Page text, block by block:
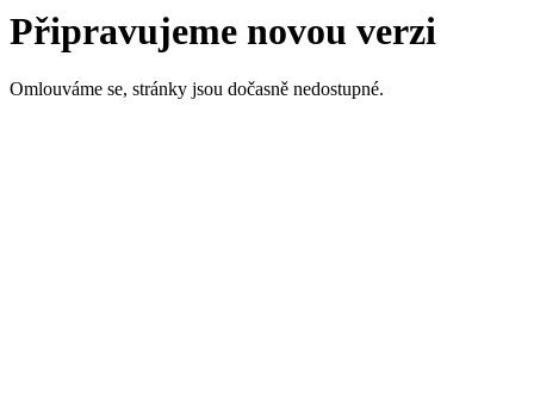
Připravujeme novou verzi
Omlouváme se, stránky jsou dočasně nedostupné.